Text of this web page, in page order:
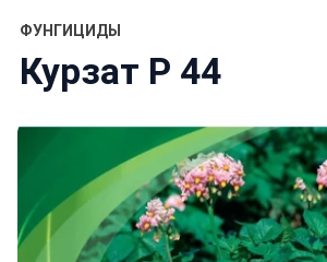
ФУНГИЦИДЫ
Курзат Р 44